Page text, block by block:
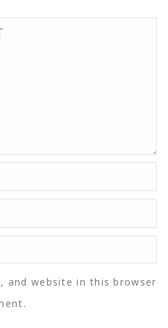
and website in this browser